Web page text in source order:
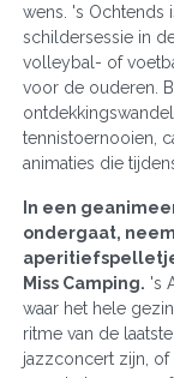
wens. 's Ochtends
schildersessie in
volleybal- of
voor de ouderen.
tennistoernooien,
animaties die
In een
ondergaat,
Miss Camping. 's
waar het hele
ritme van de
jazzconcert zijn,